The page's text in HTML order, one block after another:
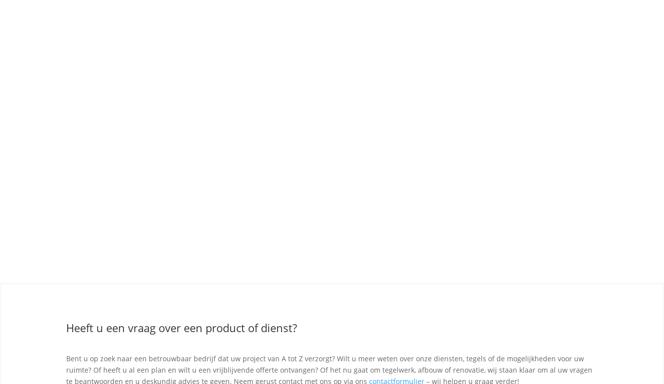
Heeft u een vraag over een product of dienst?
Bent u op zoek naar een betrouwbaar bedrijf dat uw project van A tot Z verzorgt? Wilt u meer weten over onze diensten, tegels of de mogelijkheden voor uw
ruimte? Of heeft u al een plan en wilt u een vrijblijvende offerte ontvangen? Of het nu gaat om tegelwerk, afbouw of renovatie, wij staan klaar om al uw vragen
te beantwoorden en u deskundig advies te geven. Neem gerust contact met ons op via onscontactformulier – wij helpen u graag verder!